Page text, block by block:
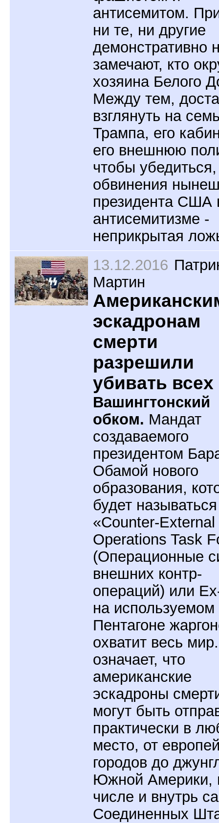
антисемитом.
ни те, ни другие
демонстративно
замечают, кто
хозяина Белого
Между тем,
взглянуть на
Трампа, его
его внешнюю
чтобы убедиться,
обвинения
президента США
антисемитизме -
неприкрытая
13.12.2016
Мартин
эскадронам
смерти
разрешили
убивать всех
Вашингтонский
обком. Мандат
создаваемого
президентом
Обамой нового
образования,
будет называться
«Counter-External
Operations Task
(Операционные
внешних контр-
операций) или
на используемом
Пентагоне
охватит весь
означает, что
американские
эскадроны
могут быть
практически в
место, от
городов до
Южной Америки,
числе и внутрь
Соединенных